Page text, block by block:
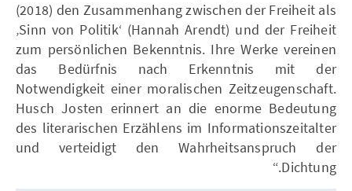
(2018) den Zusammenhang zwischen der Freiheit als
‚Sinn von Politik‘ (Hannah Arendt) und der Freiheit
zum persönlichen Bekenntnis. Ihre Werke vereinen
das Bedürfnis nach Erkenntnis mit der
Notwendigkeit einer moralischen Zeitzeugenschaft.
Husch Josten erinnert an die enorme Bedeutung
des literarischen Erzählens im Informationszeitalter
und verteidigt den Wahrheitsanspruch der
Dichtung.“